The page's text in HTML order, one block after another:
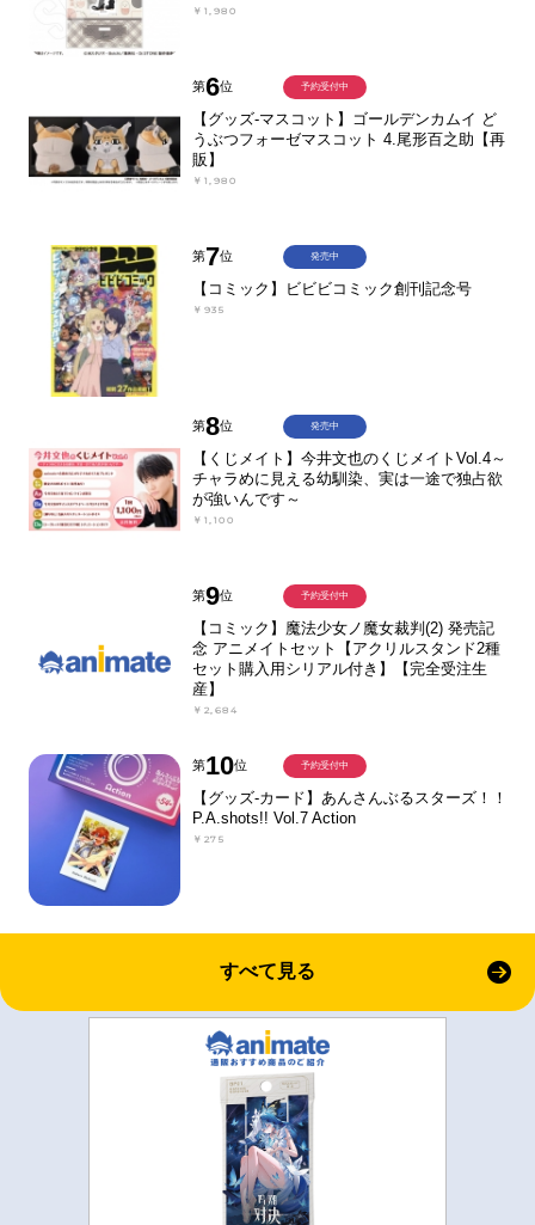
￥1,980
第6位
【グッズ-マスコット】ゴールデンカムイ ど
うぶつフォーゼマスコット 4.尾形百之助【再
販】
￥1,980
予約受付中
第7位
【コミック】ビビビコミック創刊記念号
￥935
発売中
第8位
【くじメイト】今井文也のくじメイトVol.4～
チャラめに見える幼馴染、実は一途で独占欲
が強いんです～
￥1,100
発売中
第9位
【コミック】魔法少女ノ魔女裁判(2) 発売記
念 アニメイトセット【アクリルスタンド2種
セット購入用シリアル付き】【完全受注生
産】
￥2,684
予約受付中
第10位
【グッズ-カード】あんさんぶるスターズ！！
P.A.shots!! Vol.7 Action
￥275
予約受付中
すべて見る